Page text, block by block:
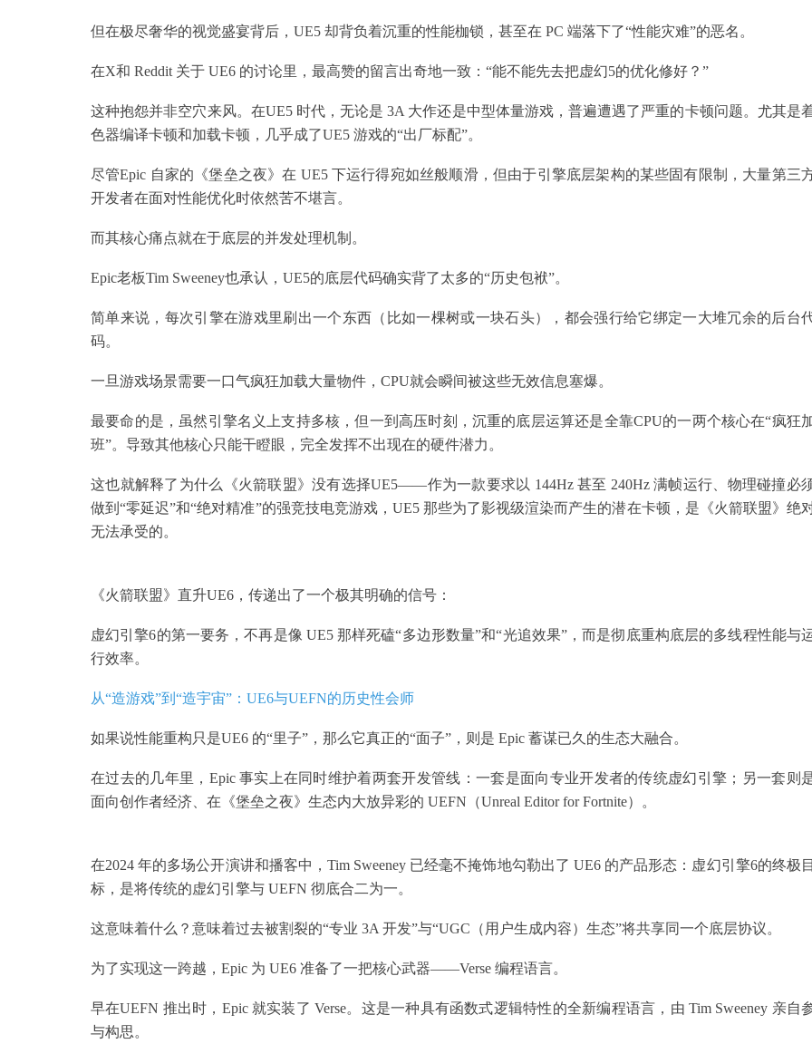
但在极尽奢华的视觉盛宴背后，UE5 却背负着沉重的性能枷锁，甚至在 PC 端落下了“性能灾难”的恶名。
在X和 Reddit 关于 UE6 的讨论里，最高赞的留言出奇地一致：“能不能先去把虚幻5的优化修好？”
这种抱怨并非空穴来风。在UE5 时代，无论是 3A 大作还是中型体量游戏，普遍遭遇了严重的卡顿问题。尤其是
色器编译卡顿和加载卡顿，几乎成了UE5 游戏的“出厂标配”。
尽管Epic 自家的《堡垒之夜》在 UE5 下运行得宛如丝般顺滑，但由于引擎底层架构的某些固有限制，大量第三
开发者在面对性能优化时依然苦不堪言。
而其核心痛点就在于底层的并发处理机制。
Epic老板Tim Sweeney也承认，UE5的底层代码确实背了太多的“历史包袱”。
简单来说，每次引擎在游戏里刷出一个东西（比如一棵树或一块石头），都会强行给它绑定一大堆冗余的后台
码。
一旦游戏场景需要一口气疯狂加载大量物件，CPU就会瞬间被这些无效信息塞爆。
最要命的是，虽然引擎名义上支持多核，但一到高压时刻，沉重的底层运算还是全靠CPU的一两个核心在“疯狂
班”。导致其他核心只能干瞪眼，完全发挥不出现在的硬件潜力。
这也就解释了为什么《火箭联盟》没有选择UE5——作为一款要求以 144Hz 甚至 240Hz 满帧运行、物理碰撞必
做到“零延迟”和“绝对精准”的强竞技电竞游戏，UE5 那些为了影视级渲染而产生的潜在卡顿，是《火箭联盟》绝
无法承受的。
《火箭联盟》直升UE6，传递出了一个极其明确的信号：
虚幻引擎6的第一要务，不再是像 UE5 那样死磕“多边形数量”和“光追效果”，而是彻底重构底层的多线程性能与
行效率。
从“造游戏”到“造宇宙”：UE6与UEFN的历史性会师
如果说性能重构只是UE6 的“里子”，那么它真正的“面子”，则是 Epic 蓄谋已久的生态大融合。
在过去的几年里，Epic 事实上在同时维护着两套开发管线：一套是面向专业开发者的传统虚幻引擎；另一套则
面向创作者经济、在《堡垒之夜》生态内大放异彩的 UEFN（Unreal Editor for Fortnite）。
在2024 年的多场公开演讲和播客中，Tim Sweeney 已经毫不掩饰地勾勒出了 UE6 的产品形态：虚幻引擎6的终极目
标，是将传统的虚幻引擎与 UEFN 彻底合二为一。
这意味着什么？意味着过去被割裂的“专业 3A 开发”与“UGC（用户生成内容）生态”将共享同一个底层协议。
为了实现这一跨越，Epic 为 UE6 准备了一把核心武器——Verse 编程语言。
早在UEFN 推出时，Epic 就实装了 Verse。这是一种具有函数式逻辑特性的全新编程语言，由 Tim Sweeney 亲自
与构思。